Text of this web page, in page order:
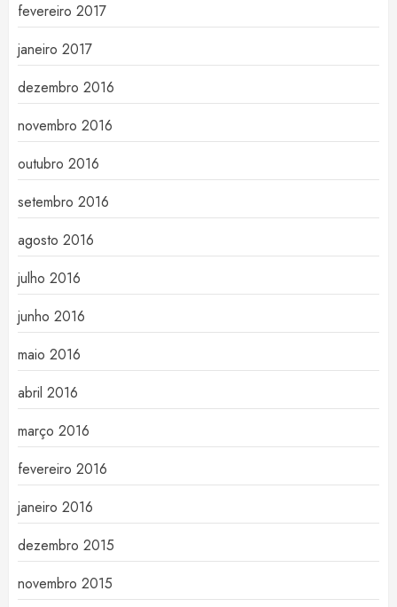
fevereiro 2017
janeiro 2017
dezembro 2016
novembro 2016
outubro 2016
setembro 2016
agosto 2016
julho 2016
junho 2016
maio 2016
abril 2016
março 2016
fevereiro 2016
janeiro 2016
dezembro 2015
novembro 2015